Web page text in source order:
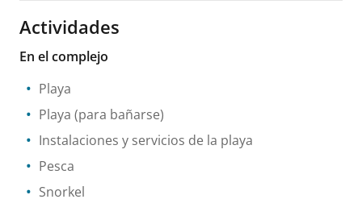
Actividades
En el complejo
Playa
Playa (para bañarse)
Instalaciones y servicios de la playa
Pesca
Snorkel